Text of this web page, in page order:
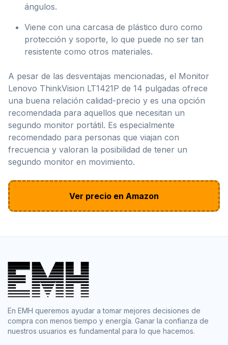
ángulos.
Viene con una carcasa de plástico duro como
protección y soporte, lo que puede no ser tan
resistente como otros materiales.
A pesar de las desventajas mencionadas, el Monitor
Lenovo ThinkVision LT1421P de 14 pulgadas ofrece
una buena relación calidad-precio y es una opción
recomendada para aquellos que necesitan un
segundo monitor portátil. Es especialmente
recomendado para personas que viajan con
frecuencia y valoran la posibilidad de tener un
segundo monitor en movimiento.
Ver precio en Amazon
En EMH queremos ayudar a tomar mejores decisiones de
compra con menos tiempo y energía. Ganar la confianza de
nuestros usuarios es fundamental para lo que hacemos.